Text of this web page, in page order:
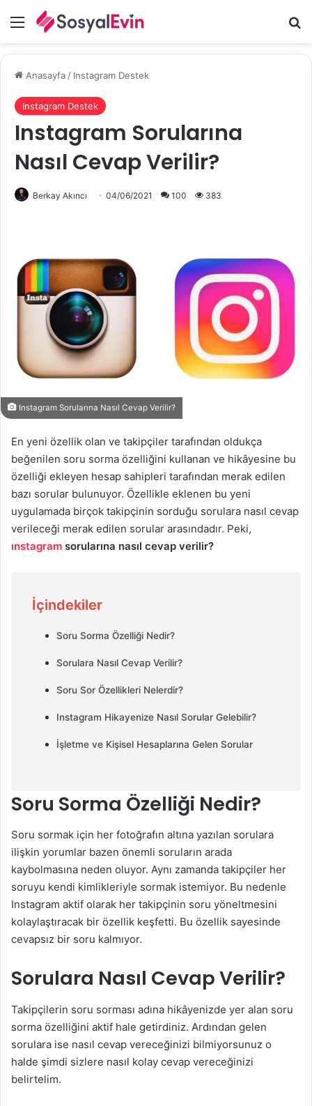
Menü
Anasayfa / Instagram Destek
Instagram Destek
Instagram Sorularına
Nasıl Cevap Verilir?
Berkay Akıncı 04/06/2021 100 383
Instagram Sorularına Nasıl Cevap Verilir?
En yeni özellik olan ve takipçiler tarafından oldukça
beğenilen soru sorma özelliğini kullanan ve hikâyesine bu
özelliği ekleyen hesap sahipleri tarafından merak edilen
bazı sorular bulunuyor. Özellikle eklenen bu yeni
uygulamada birçok takipçinin sorduğu sorulara nasıl cevap
verileceği merak edilen sorular arasındadır. Peki,
ınstagram sorularına nasıl cevap verilir?
İçindekiler
Soru Sorma Özelliği Nedir?
Sorulara Nasıl Cevap Verilir?
Soru Sor Özellikleri Nelerdir?
Instagram Hikayenize Nasıl Sorular Gelebilir?
İşletme ve Kişisel Hesaplarına Gelen Sorular
Soru Sorma Özelliği Nedir?
Soru sormak için her fotoğrafın altına yazılan sorulara
ilişkin yorumlar bazen önemli soruların arada
kaybolmasına neden oluyor. Aynı zamanda takipçiler her
soruyu kendi kimlikleriyle sormak istemiyor. Bu nedenle
Instagram aktif olarak her takipçinin soru yöneltmesini
kolaylaştıracak bir özellik keşfetti. Bu özellik sayesinde
cevapsız bir soru kalmıyor.
Sorulara Nasıl Cevap Verilir?
Takipçilerin soru sorması adına hikâyenizde yer alan soru
sorma özelliğini aktif hale getirdiniz. Ardından gelen
sorulara ise nasıl cevap vereceğinizi bilmiyorsunuz o
halde şimdi sizlere nasıl kolay cevap vereceğinizi
belirtelim.